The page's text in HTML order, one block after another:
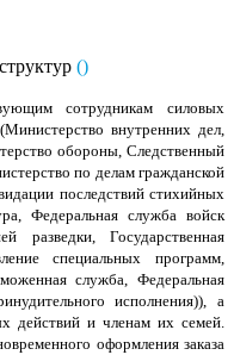
()
сотрудникам силовых
внутренних дел,
обороны, Следственный
по делам гражданской
последствий стихийных
Федеральная служба войск
разведки, Государственная
специальных программ,
служба, Федеральная
исполнения)), а
действий и членам их семей.
оформления заказа